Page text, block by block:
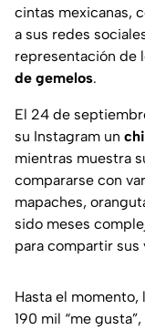
cintas mexicanas,
a sus redes
representación de
de gemelos.
El 24 de
su Instagram un
mientras muestra
compararse con
mapaches,
sido meses
para compartir sus
Hasta el momento,
190 mil “me